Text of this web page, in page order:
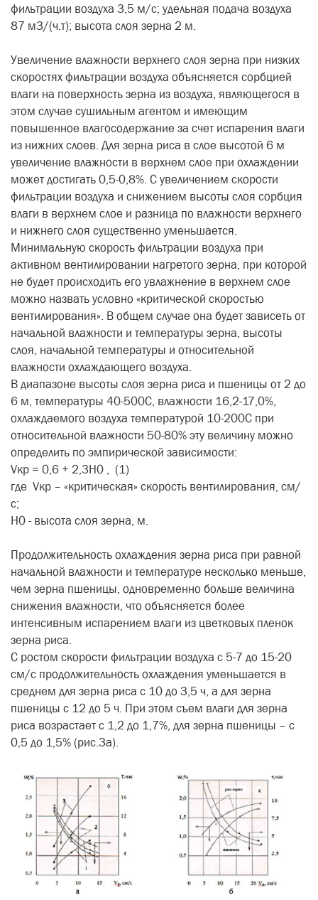
фильтрации воздуха 3,5 м/с; удельная подача воздуха
87 м3/(ч.т); высота слоя зерна 2 м.
Увеличение влажности верхнего слоя зерна при низких
скоростях фильтрации воздуха объясняется сорбцией
влаги на поверхность зерна из воздуха, являющегося в
этом случае сушильным агентом и имеющим
повышенное влагосодержание за счет испарения влаги
из нижних слоев. Для зерна риса в слое высотой 6 м
увеличение влажности в верхнем слое при охлаждении
может достигать 0,5-0,8%. С увеличением скорости
фильтрации воздуха и снижением высоты слоя сорбция
влаги в верхнем слое и разница по влажности верхнего
и нижнего слоя существенно уменьшается.
Минимальную скорость фильтрации воздуха при
активном вентилировании нагретого зерна, при которой
не будет происходить его увлажнение в верхнем слое
можно назвать условно «критической скоростью
вентилирования». В общем случае она будет зависеть от
начальной влажности и температуры зерна, высоты
слоя, начальной температуры и относительной
влажности охлаждающего воздуха.
В диапазоне высоты слоя зерна риса и пшеницы от 2 до
6 м, температуры 40-500С, влажности 16,2-17,0%,
охлаждаемого воздуха температурой 10-200С при
относительной влажности 50-80% эту величину можно
определить по эмпирической зависимости:
Vкр = 0,6 + 2,3Н0 , (1)
где Vкр – «критическая» скорость вентилирования, см/
с;
Н0 - высота слоя зерна, м.
Продолжительность охлаждения зерна риса при равной
начальной влажности и температуре несколько меньше,
чем зерна пшеницы, одновременно больше величина
снижения влажности, что объясняется более
интенсивным испарением влаги из цветковых пленок
зерна риса.
С ростом скорости фильтрации воздуха с 5-7 до 15-20
см/с продолжительность охлаждения уменьшается в
среднем для зерна риса с 10 до 3,5 ч, а для зерна
пшеницы с 12 до 5 ч. При этом съем влаги для зерна
риса возрастает с 1,2 до 1,7%, для зерна пшеницы – с
0,5 до 1,5% (рис.3а).